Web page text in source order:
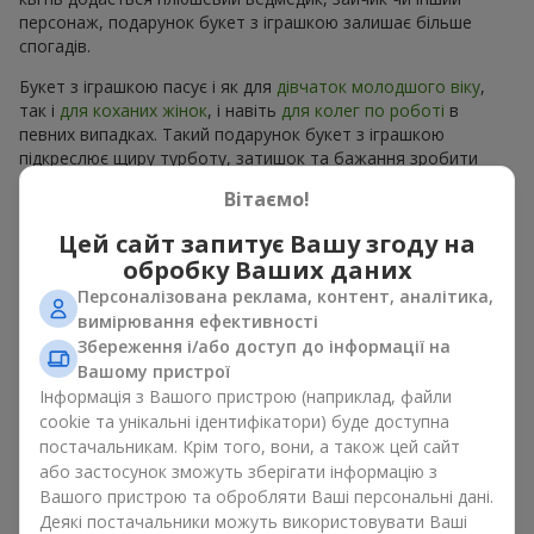
персонаж, подарунок букет з іграшкою залишає більше
спогадів.
Букет з іграшкою пасує і як для дівчаток молодшого віку,
так і для коханих жінок, і навіть для колег по роботі в
певних випадках. Такий подарунок букет з іграшкою
підкреслює щиру турботу, затишок та бажання зробити
людині приємно. На
пропозиції на будь-який смак та бюджет, щоб зробити
подарунок в м. Теофіпілка незабутнім.
Як м’яка іграшка підкреслює
емоції разом із квітами
Букет з іграшкою — універсальне і завжди влучне рішення.
Таке поєднання подвоює емоції та дає можливість
оновлювати їх в пам’яті, кожен раз, коли плюшевий
приятель потрапляє у поле зору Разом букет з іграшкою
працюють ідеально. Квіти та іграшка створюють баланс між
красою і ніжністю, а ще залишають приємний подарунок на
довгі роки.
Вітаємо!
Цей сайт запитує Вашу згоду на
обробку Ваших даних
Персоналізована реклама, контент, аналітика,
вимірювання ефективності
Збереження і/або доступ до інформації на
Вашому пристрої
Інформація з Вашого пристрою (наприклад, файли
cookie та унікальні ідентифікатори) буде доступна
постачальникам. Крім того, вони, а також цей сайт
або застосунок зможуть зберігати інформацію з
Вашого пристрою та обробляти Ваші персональні дані.
Деякі постачальники можуть використовувати Ваші